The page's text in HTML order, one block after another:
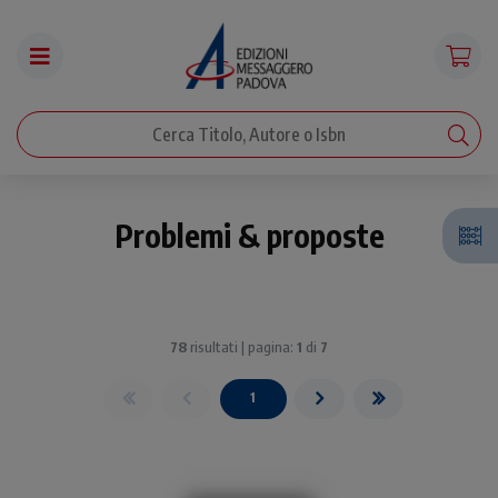
Problemi & proposte
78 risultati | pagina: 1 di 7
1